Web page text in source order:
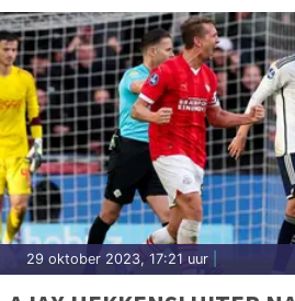
29 oktober 2023, 17:21 uur